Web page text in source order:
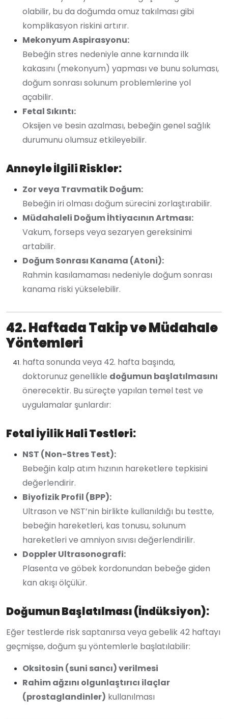
olabilir, bu da doğumda omuz takılması gibi
komplikasyon riskini artırır.
Mekonyum Aspirasyonu:
Bebeğin stres nedeniyle anne karnında ilk
kakasını (mekonyum) yapması ve bunu soluması,
doğum sonrası solunum problemlerine yol
açabilir.
Fetal Sıkıntı:
Oksijen ve besin azalması, bebeğin genel sağlık
durumunu olumsuz etkileyebilir.
Anneyle İlgili Riskler:
Zor veya Travmatik Doğum:
Bebeğin iri olması doğum sürecini zorlaştırabilir.
Müdahaleli Doğum İhtiyacının Artması:
Vakum, forseps veya sezaryen gereksinimi
artabilir.
Doğum Sonrası Kanama (Atoni):
Rahmin kasılamaması nedeniyle doğum sonrası
kanama riski yükselebilir.
42. Haftada Takip ve Müdahale
Yöntemleri
hafta sonunda veya 42. hafta başında,
doktorunuz genellikle doğumun başlatılmasını
önerecektir. Bu süreçte yapılan temel test ve
uygulamalar şunlardır:
Fetal İyilik Hali Testleri:
NST (Non-Stres Test):
Bebeğin kalp atım hızının hareketlere tepkisini
değerlendirir.
Biyofizik Profil (BPP):
Ultrason ve NST’nin birlikte kullanıldığı bu testte,
bebeğin hareketleri, kas tonusu, solunum
hareketleri ve amniyon sıvısı değerlendirilir.
Doppler Ultrasonografi:
Plasenta ve göbek kordonundan bebeğe giden
kan akışı ölçülür.
Doğumun Başlatılması (İndüksiyon):
Eğer testlerde risk saptanırsa veya gebelik 42 haftayı
geçmişse, doğum şu yöntemlerle başlatılabilir:
Oksitosin (suni sancı) verilmesi
Rahim ağzını olgunlaştırıcı ilaçlar
(prostaglandinler) kullanılması